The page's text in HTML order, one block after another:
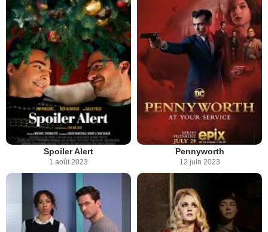
Spoiler Alert
1 août 2023
Pennyworth
12 juin 2023